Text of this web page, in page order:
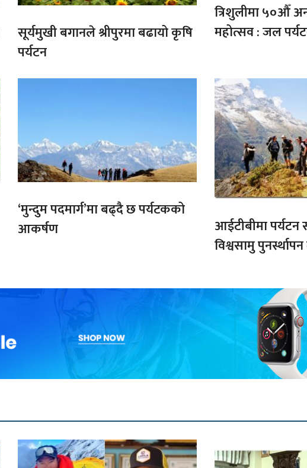
सूर्यमुखी बगानले श्रीपुरमा बढायो कृषि
पर्यटन
त्रिशुलीमा ५०औँ
महोत्सव : जल
‘मुन्दुम पदमार्ग’मा बढ्दै छ पर्यटकको
आकर्षण
आईटीबीमा पर्यटन
विश्वसामु